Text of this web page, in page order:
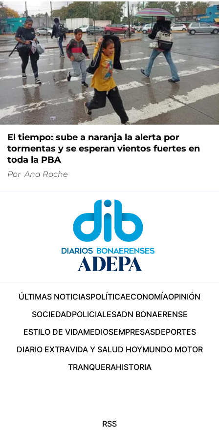
El tiempo: sube a naranja la alerta por
tormentas y se esperan vientos fuertes en
toda la PBA
Por Ana Roche
ÚLTIMAS NOTICIASPOLÍTICAECONOMÍAOPINIÓN
SOCIEDADPOLICIALESADN BONAERENSE
ESTILO DE VIDAMEDIOSEMPRESASDEPORTES
DIARIO EXTRAVIDA Y SALUD HOYMUNDO MOTOR
TRANQUERAHISTORIA
RSS